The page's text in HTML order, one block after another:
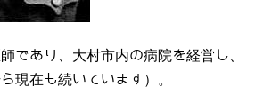
であり、大村市内の病院を経営し、
現在も続いています）。